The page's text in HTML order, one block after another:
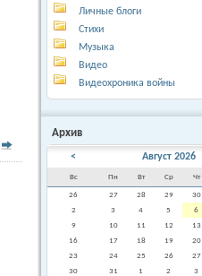
Личные блоги
Стихи
Музыка
Видео
Видеохроника войны
Архив
< Август 2026
Вс Пн Вт Ср Чт
26 27 28 29 30
2
3 4 5 6
9
10 11 12 13
16
17 18 19 20
23
24 25 26 27
30
31 1 2 3